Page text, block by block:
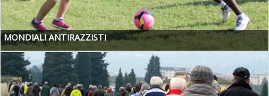
MONDIALI ANTIRAZZISTI